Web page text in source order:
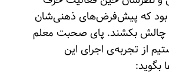
بود که پیش‌فرض‌های ذهنی‌شان
چالش بکشند. پای صحبت معلم
از تجربه‌ی اجرای این
بگوید: